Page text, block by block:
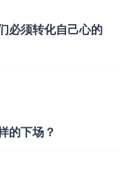
必须转化自己心的
的下场？